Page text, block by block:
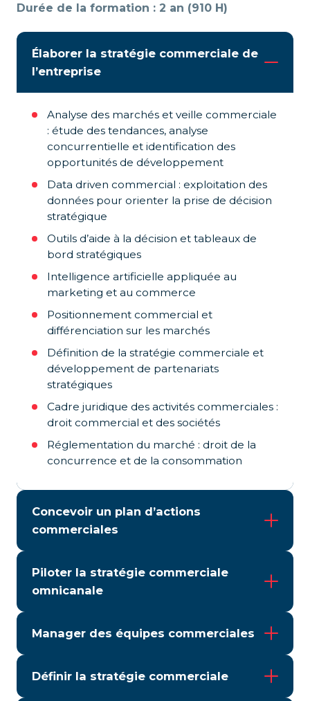
Durée de la formation : 2 an (910 H)
Élaborer la stratégie commerciale de
l’entreprise
Analyse des marchés et veille commerciale
: étude des tendances, analyse
concurrentielle et identification des
opportunités de développement
Data driven commercial : exploitation des
données pour orienter la prise de décision
stratégique
Outils d’aide à la décision et tableaux de
bord stratégiques
Intelligence artificielle appliquée au
marketing et au commerce
Positionnement commercial et
différenciation sur les marchés
Définition de la stratégie commerciale et
développement de partenariats
stratégiques
Cadre juridique des activités commerciales :
droit commercial et des sociétés
Réglementation du marché : droit de la
concurrence et de la consommation
Concevoir un plan d’actions
commerciales
Piloter la stratégie commerciale
omnicanale
Manager des équipes commerciales
Définir la stratégie commerciale